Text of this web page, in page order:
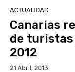
ACTUALIDAD
Canarias
de
2012
21 Abril, 2013